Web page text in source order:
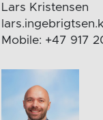
Lars Kristensen
Mobile: +47 917